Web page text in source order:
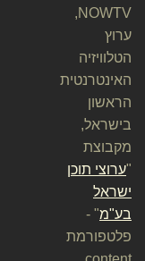
NOWTV,
ערוץ
הטלוויזיה
האינטרנטית
הראשון
בישראל,
מקבוצת
"ערוצי תוכן
ישראל
בע"מ" -
פלטפורמת